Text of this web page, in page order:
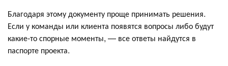
Благодаря этому документу проще принимать решения.
Если у команды или клиента появятся вопросы либо будут
какие-то спорные моменты, — все ответы найдутся в
паспорте проекта.